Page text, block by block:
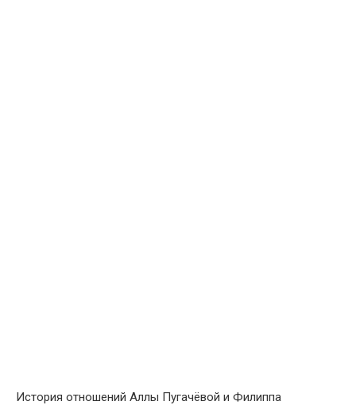
История отношений Аллы Пугачёвой и Филиппа